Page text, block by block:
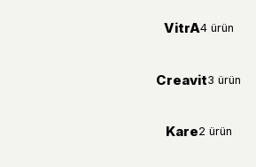
VitrA4 ürün
Creavit3 ürün
Kare2 ürün